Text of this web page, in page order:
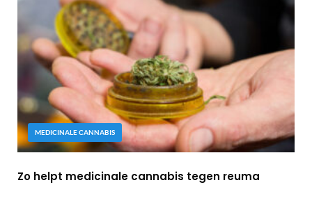
MEDICINALE CANNABIS
Zo helpt medicinale cannabis tegen reuma